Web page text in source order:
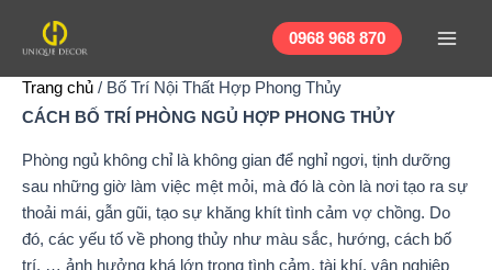
dung
0968 968 870
Trang chủ / Bố Trí Nội Thất Hợp Phong Thủy
CÁCH BỐ TRÍ PHÒNG NGỦ HỢP PHONG THỦY
Phòng ngủ không chỉ là không gian để nghỉ ngơi, tịnh dưỡng
sau những giờ làm việc mệt mỏi, mà đó là còn là nơi tạo ra sự
thoải mái, gẫn gũi, tạo sự khăng khít tình cảm vợ chồng. Do
đó, các yếu tố về phong thủy như màu sắc, hướng, cách bố
trí, … ảnh hưởng khá lớn trong tình cảm, tài khí, vận nghiệp